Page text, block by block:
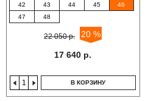
42
43 44 45
46
47
48
22 050 р. 20 %
17 640 р.
В КОРЗИНУ